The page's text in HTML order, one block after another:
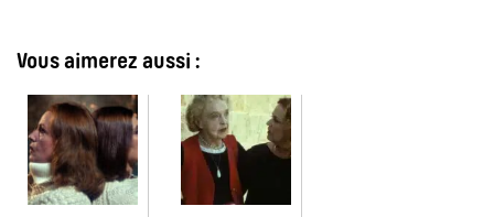
Vous aimerez aussi :